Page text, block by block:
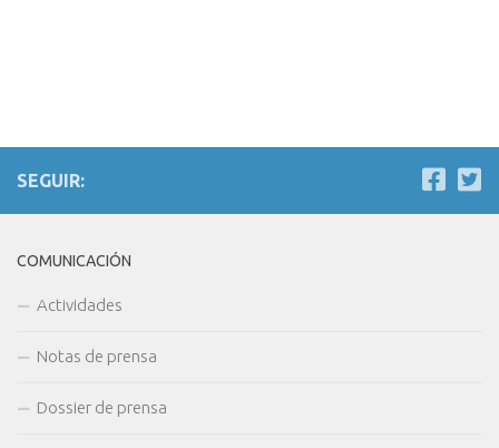
SEGUIR:
COMUNICACIÓN
Actividades
Notas de prensa
Dossier de prensa